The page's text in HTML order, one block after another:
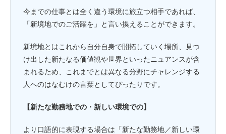
今までの仕事とは全く違う環境に旅立つ相手であれば、
「新境地でのご活躍を」と言い換えることができます。
新境地とはこれから自分自身で開拓していく場所、見つ
け出した新たなる価値観や世界といったニュアンスが含
まれるため、これまでとは異なる分野にチャレンジする
人へのはなむけの言葉としてぴったりです。
【新たな勤務地での・新しい環境での】
より口語的に表現する場合は「新たな勤務地／新しい環